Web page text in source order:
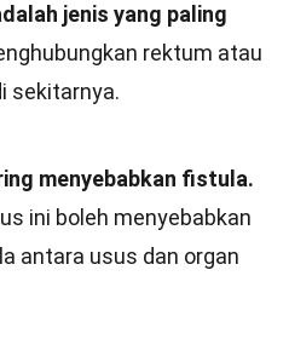
jenis yang paling
rektum atau
sekitarnya.
menyebabkan fistula.
ini boleh menyebabkan
antara usus dan organ